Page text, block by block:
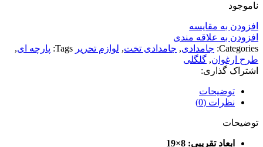
ناموجود
افزودن به مقایسه
افزودن به علاقه مندی
Categories: جامدادی, جامدادی تخت, لوازم تحریر Tags: پارچه ای,
طرح ارغوان, گلگلی
اشتراک گذاری:
توضیحات
نظرات (0)
توضیحات
ابعاد تقریبی: 8×19